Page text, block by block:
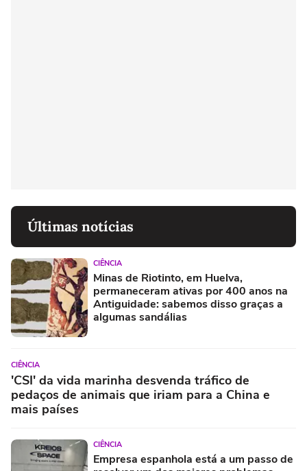
Últimas notícias
CIÊNCIA
Minas de Riotinto, em Huelva,
permaneceram ativas por 400 anos na
Antiguidade: sabemos disso graças a
algumas sandálias
CIÊNCIA
'CSI' da vida marinha desvenda tráfico de
pedaços de animais que iriam para a China e
mais países
CIÊNCIA
Empresa espanhola está a um passo de